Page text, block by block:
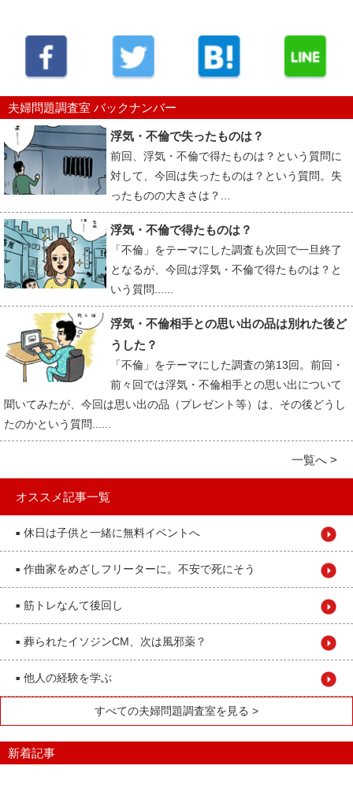
夫婦問題調査室 バックナンバー
浮気・不倫で失ったものは？
前回、浮気・不倫で得たものは？という質問に
対して、今回は失ったものは？という質問。失
ったものの大きさは？...
浮気・不倫で得たものは？
「不倫」をテーマにした調査も次回で一旦終了
となるが、今回は浮気・不倫で得たものは？と
いう質問......
浮気・不倫相手との思い出の品は別れた後ど
うした？
「不倫」をテーマにした調査の第13回。前回・
前々回では浮気・不倫相手との思い出について
聞いてみたが、今回は思い出の品（プレゼント等）は、その後どうし
たのかという質問......
一覧へ >
オススメ記事一覧
■ 休日は子供と一緒に無料イベントへ
■ 作曲家をめざしフリーターに。不安で死にそう
■ 筋トレなんて後回し
■ 葬られたイソジンCM、次は風邪薬？
■ 他人の経験を学ぶ
すべての夫婦問題調査室を見る >
新着記事